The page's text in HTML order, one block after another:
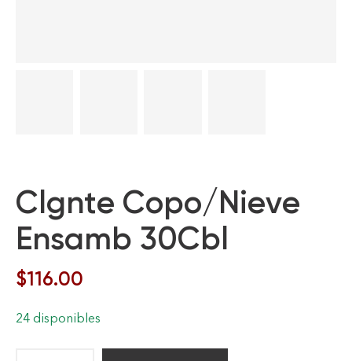
Clgnte Copo/Nieve
Ensamb 30Cbl
$116.00
24 disponibles